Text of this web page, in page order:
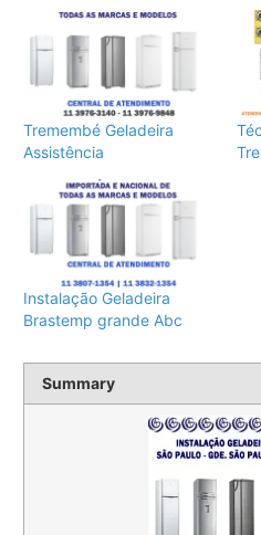
Tremembé Geladeira
Assistência
Instalação Geladeira
Brastemp grande Abc
Summary